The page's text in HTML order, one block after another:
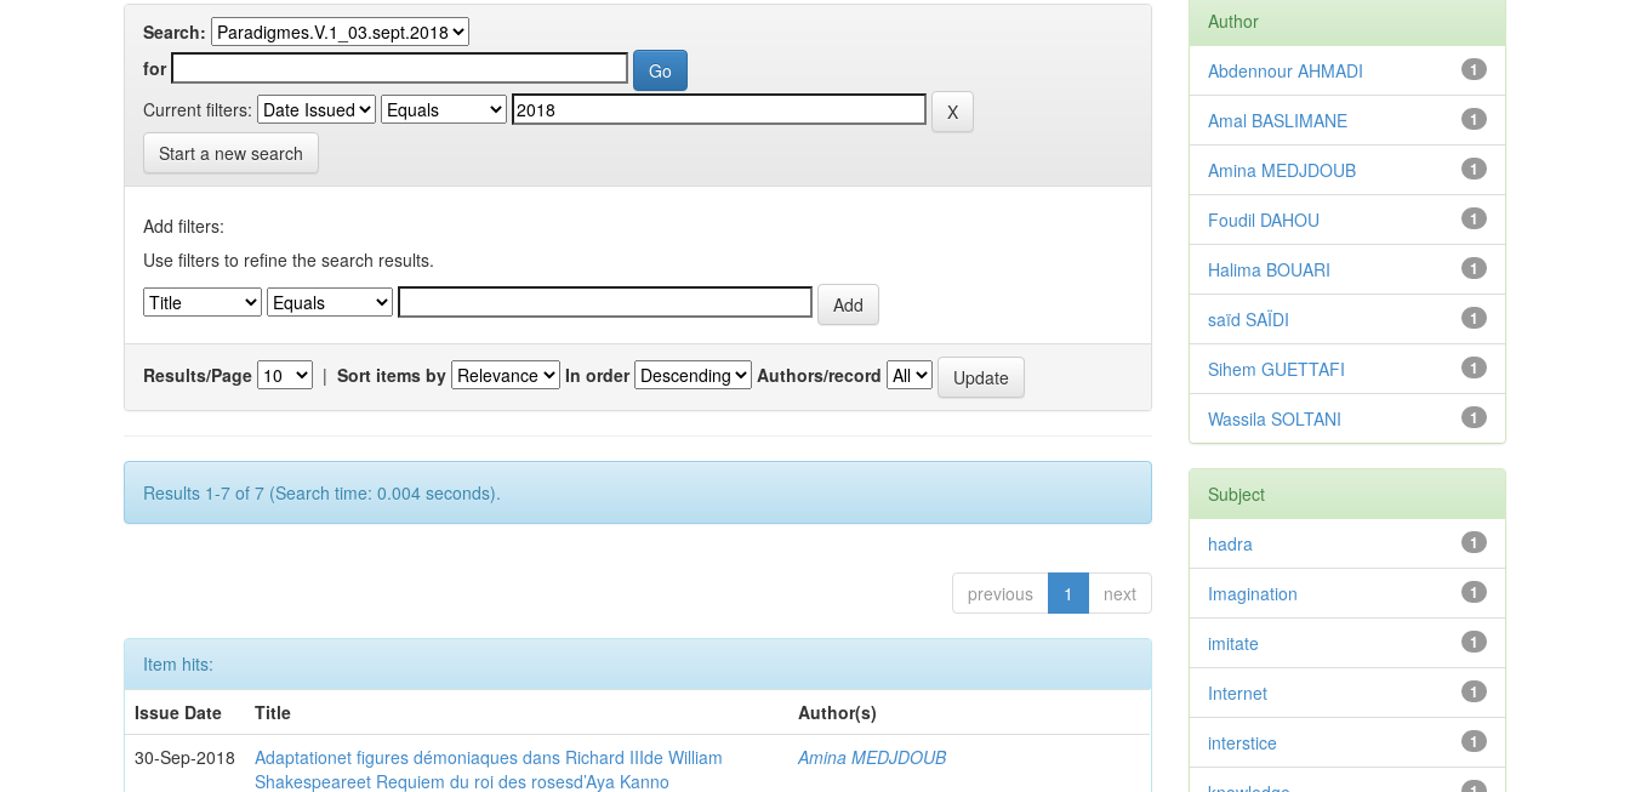
Search:
for
Current filters:
Start a new search
Add filters:
Use filters to refine the search results.
Results/Page | Sort items by In order Authors/record
Results 1-7 of 7 (Search time: 0.004 seconds).
previous 1 next
Item hits:
Issue Date
Title
Author(s)
30-Sep-2018
Adaptationet figures démoniaques dans Richard IIIde William
Shakespeareet Requiem du roi des rosesd’Aya Kanno
Amina MEDJDOUB
Author
1
Abdennour AHMADI
1
Amal BASLIMANE
1
Amina MEDJDOUB
1
Foudil DAHOU
1
Halima BOUARI
1
saïd SAÏDI
1
Sihem GUETTAFI
1
Wassila SOLTANI
Subject
1
hadra
1
Imagination
1
imitate
1
Internet
1
interstice